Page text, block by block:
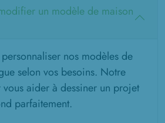
un modèle de maison
nos modèles de
selon vos besoins. Notre
aider à dessiner un projet
parfaitement.